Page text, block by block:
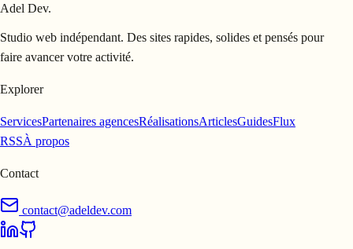
Adel Dev.
Studio web indépendant. Des sites rapides, solides et pensés pour
faire avancer votre activité.
Explorer
ServicesPartenaires agencesRéalisationsArticlesGuidesFlux
RSSÀ propos
Contact
contact@adeldev.com